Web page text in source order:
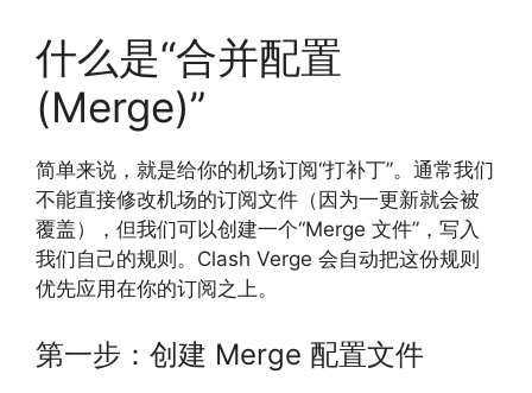
什么是“合并配置
(Merge)”
简单来说，就是给你的机场订阅“打补丁”。通常我们
不能直接修改机场的订阅文件（因为一更新就会被
覆盖），但我们可以创建一个“Merge 文件”，写入
我们自己的规则。Clash Verge 会自动把这份规则
优先应用在你的订阅之上。
第一步：创建 Merge 配置文件